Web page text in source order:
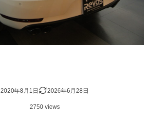
2020年8月1日 2026年6月28日
2750 views